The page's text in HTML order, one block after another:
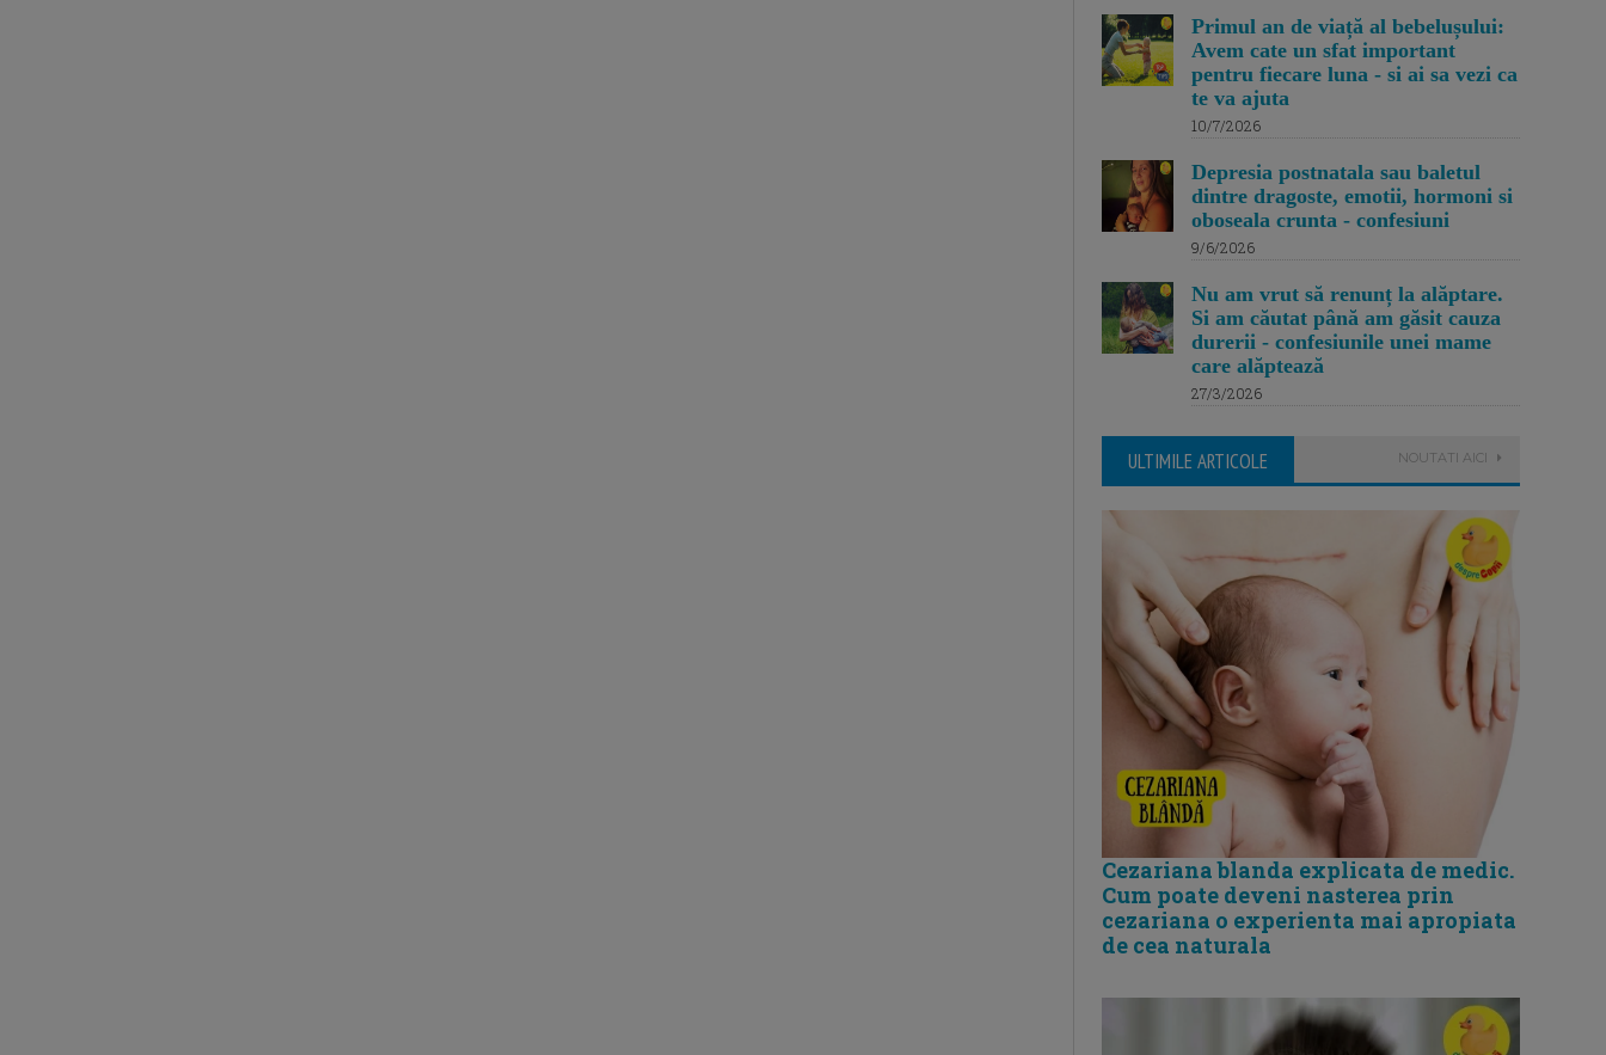
Primul an de viață al bebelușului:
Avem cate un sfat important
pentru fiecare luna - si ai sa vezi ca
te va ajuta
10/7/2026
Depresia postnatala sau baletul
dintre dragoste, emotii, hormoni si
oboseala crunta - confesiuni
9/6/2026
Nu am vrut să renunț la alăptare.
Si am căutat până am găsit cauza
durerii - confesiunile unei mame
care alăptează
27/3/2026
ULTIMILE ARTICOLE NOUTATI AICI
Cezariana blanda explicata de medic.
Cum poate deveni nasterea prin
cezariana o experienta mai apropiata
de cea naturala